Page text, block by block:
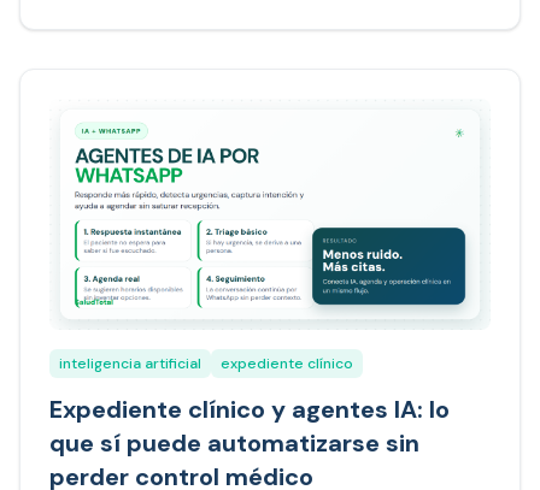
inteligencia artificial expediente clínico
Expediente clínico y agentes IA: lo
que sí puede automatizarse sin
perder control médico